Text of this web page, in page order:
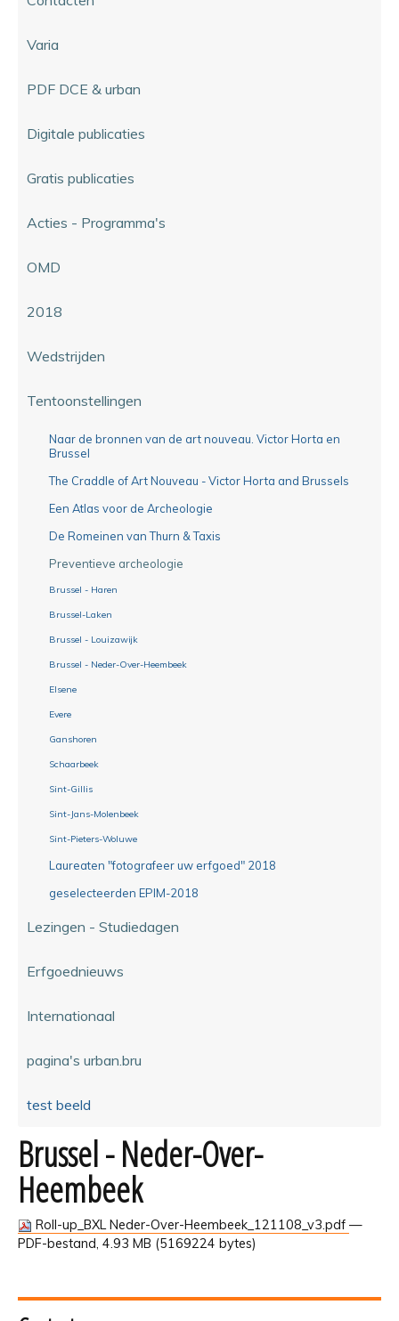
Varia
PDF DCE & urban
Digitale publicaties
Gratis publicaties
Acties - Programma's
OMD
2018
Wedstrijden
Tentoonstellingen
Naar de bronnen van de art nouveau. Victor Horta en
Brussel
The Craddle of Art Nouveau - Victor Horta and Brussels
Een Atlas voor de Archeologie
De Romeinen van Thurn & Taxis
Preventieve archeologie
Brussel - Haren
Brussel-Laken
Brussel - Louizawijk
Brussel - Neder-Over-Heembeek
Elsene
Evere
Ganshoren
Schaarbeek
Sint-Gillis
Sint-Jans-Molenbeek
Sint-Pieters-Woluwe
Laureaten "fotografeer uw erfgoed" 2018
geselecteerden EPIM-2018
Lezingen - Studiedagen
Erfgoednieuws
Internationaal
pagina's urban.bru
test beeld
Brussel - Neder-Over-
Heembeek
Roll-up_BXL Neder-Over-Heembeek_121108_v3.pdf —
PDF-bestand, 4.93 MB (5169224 bytes)